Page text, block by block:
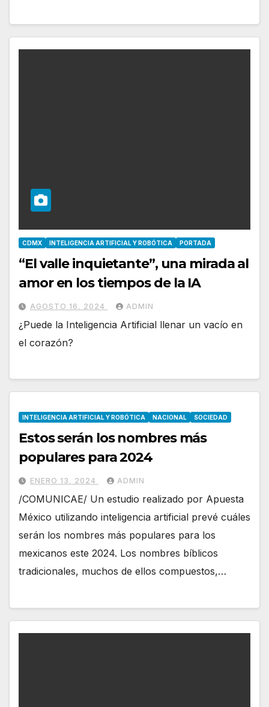
CDMX INTELIGENCIA ARTIFICIAL Y ROBÓTICA PORTADA
“El valle inquietante”, una mirada al
amor en los tiempos de la IA
AGOSTO 16, 2024 ADMIN
¿Puede la Inteligencia Artificial llenar un vacío en
el corazón?
INTELIGENCIA ARTIFICIAL Y ROBÓTICA NACIONAL SOCIEDAD
Estos serán los nombres más
populares para 2024
ENERO 13, 2024 ADMIN
/COMUNICAE/ Un estudio realizado por Apuesta
México utilizando inteligencia artificial prevé cuáles
serán los nombres más populares para los
mexicanos este 2024. Los nombres bíblicos
tradicionales, muchos de ellos compuestos,…